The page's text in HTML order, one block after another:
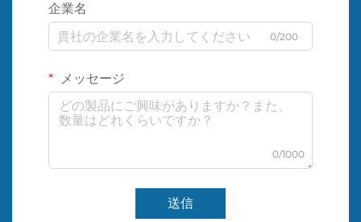
企業名
0/200
メッセージ
0/1000
送信